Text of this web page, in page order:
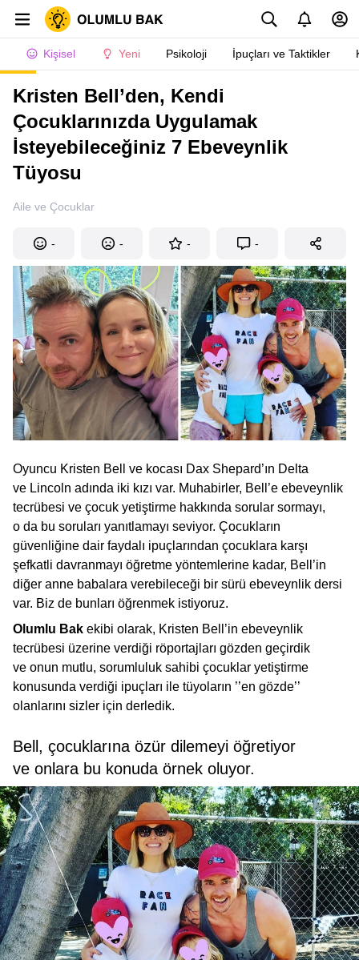
Kişisel Yeni Psikoloji İpuçları ve Taktikler
Kristen Bell’den, Kendi
Çocuklarınızda Uygulamak
İsteyebileceğiniz 7 Ebeveynlik
Tüyosu
Aile ve Çocuklar
- - - -
Oyuncu Kristen Bell ve kocası Dax Shepard’ın Delta
ve Lincoln adında iki kızı var. Muhabirler, Bell’e ebeveynlik
tecrübesi ve çocuk yetiştirme hakkında sorular sormayı,
o da bu soruları yanıtlamayı seviyor. Çocukların
güvenliğine dair faydalı ipuçlarından çocuklara karşı
şefkatli davranmayı öğretme yöntemlerine kadar, Bell’in
diğer anne babalara verebileceği bir sürü ebeveynlik dersi
var. Biz de bunları öğrenmek istiyoruz.
Olumlu Bak ekibi olarak, Kristen Bell’in ebeveynlik
tecrübesi üzerine verdiği röportajları gözden geçirdik
ve onun mutlu, sorumluluk sahibi çocuklar yetiştirme
konusunda verdiği ipuçları ile tüyoların ’’en gözde’’
olanlarını sizler için derledik.
Bell, çocuklarına özür dilemeyi öğretiyor
ve onlara bu konuda örnek oluyor.